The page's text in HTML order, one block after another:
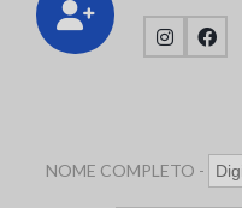
NOME COMPLETO -